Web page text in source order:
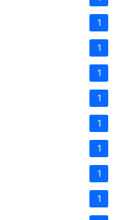
1
1
1
1
1
1
1
1